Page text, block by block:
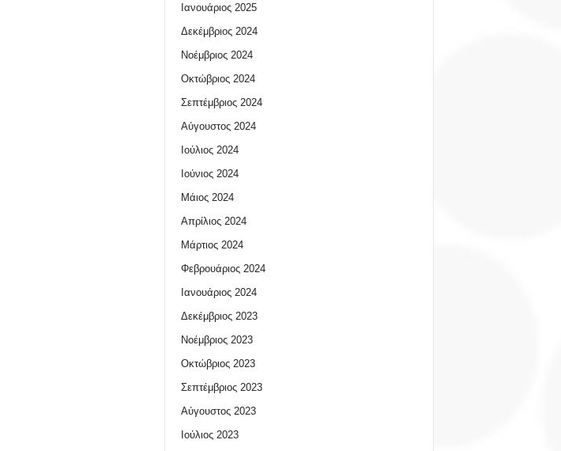
Ιανουάριος 2025
Δεκέμβριος 2024
Νοέμβριος 2024
Οκτώβριος 2024
Σεπτέμβριος 2024
Αύγουστος 2024
Ιούλιος 2024
Ιούνιος 2024
Μάιος 2024
Απρίλιος 2024
Μάρτιος 2024
Φεβρουάριος 2024
Ιανουάριος 2024
Δεκέμβριος 2023
Νοέμβριος 2023
Οκτώβριος 2023
Σεπτέμβριος 2023
Αύγουστος 2023
Ιούλιος 2023